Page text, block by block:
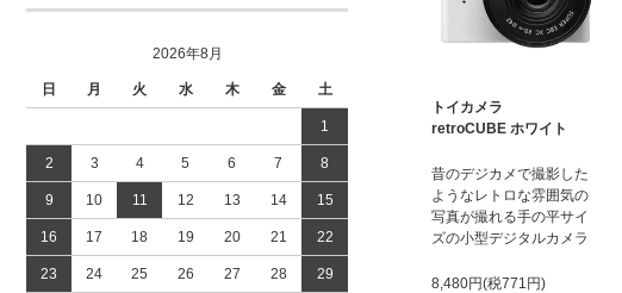
2026年8月
日 月 火 水 木 金 土
1
2 3 4 5 6 7 8
9 10 11 12 13 14 15
16 17 18 19 20 21 22
23 24 25 26 27 28 29
トイカメラ
retroCUBE ホワイト
昔のデジカメで撮影した
ようなレトロな雰囲気の
写真が撮れる手の平サイ
ズの小型デジタルカメラ
8,480円(税771円)